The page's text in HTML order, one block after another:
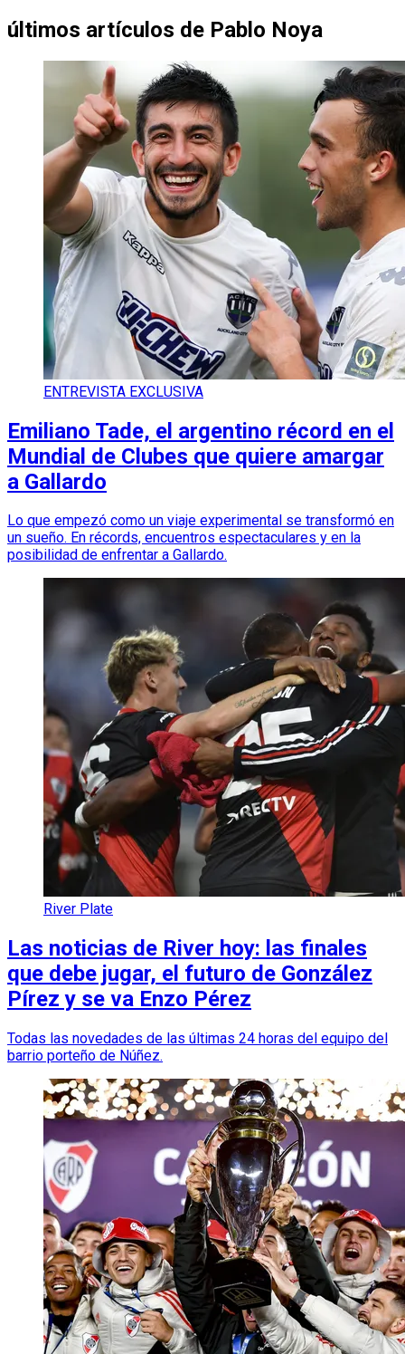
últimos artículos de Pablo Noya
ENTREVISTA EXCLUSIVA
Emiliano Tade, el argentino récord en el
Mundial de Clubes que quiere amargar
a Gallardo
Lo que empezó como un viaje experimental se transformó en
un sueño. En récords, encuentros espectaculares y en la
posibilidad de enfrentar a Gallardo.
River Plate
Las noticias de River hoy: las finales
que debe jugar, el futuro de González
Pírez y se va Enzo Pérez
Todas las novedades de las últimas 24 horas del equipo del
barrio porteño de Núñez.